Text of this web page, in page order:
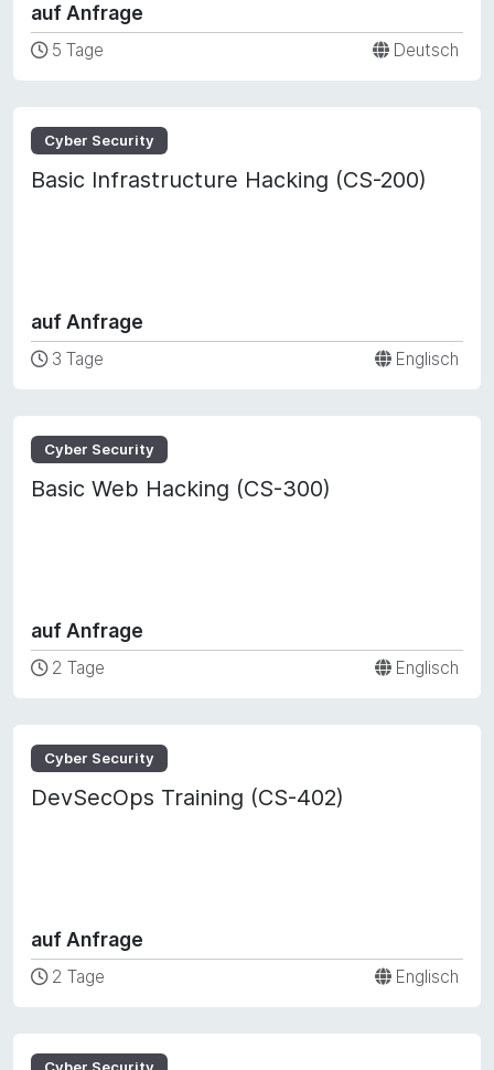
auf Anfrage
5 Tage Deutsch
Cyber Security
Basic Infrastructure Hacking (CS-200)
auf Anfrage
3 Tage Englisch
Cyber Security
Basic Web Hacking (CS-300)
auf Anfrage
2 Tage Englisch
Cyber Security
DevSecOps Training (CS-402)
auf Anfrage
2 Tage Englisch